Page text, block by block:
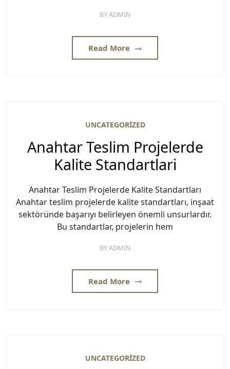
BYADMIN
Read More
UNCATEGORIZED
Anahtar Teslim Projelerde
Kalite Standartlari
Anahtar Teslim Projelerde Kalite Standartları
Anahtar teslim projelerde kalite standartları, inşaat
sektöründe başarıyı belirleyen önemli unsurlardır.
Bu standartlar, projelerin hem
BYADMIN
Read More
UNCATEGORIZED